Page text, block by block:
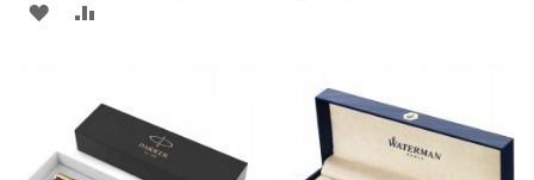
DODAJ
ŻYCZEŃ
ŻYCZEŃ